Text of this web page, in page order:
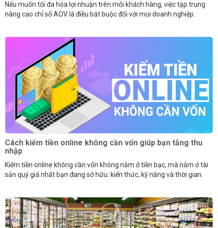
Nếu muốn tối đa hóa lợi nhuận trên mỗi khách hàng, việc tập trung
nâng cao chỉ số AOV là điều bắt buộc đối với mọi doanh nghiệp.
Cách kiếm tiền online không cần vốn giúp bạn tăng thu
nhập
Kiếm tiền online không cần vốn không nằm ở tiền bạc, mà nằm ở tài
sản quý giá nhất bạn đang sở hữu: kiến thức, kỹ năng và thời gian.